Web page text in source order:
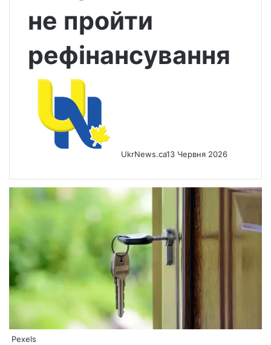
не пройти
рефінансування
UkrNews.ca13 Червня 2026
Pexels